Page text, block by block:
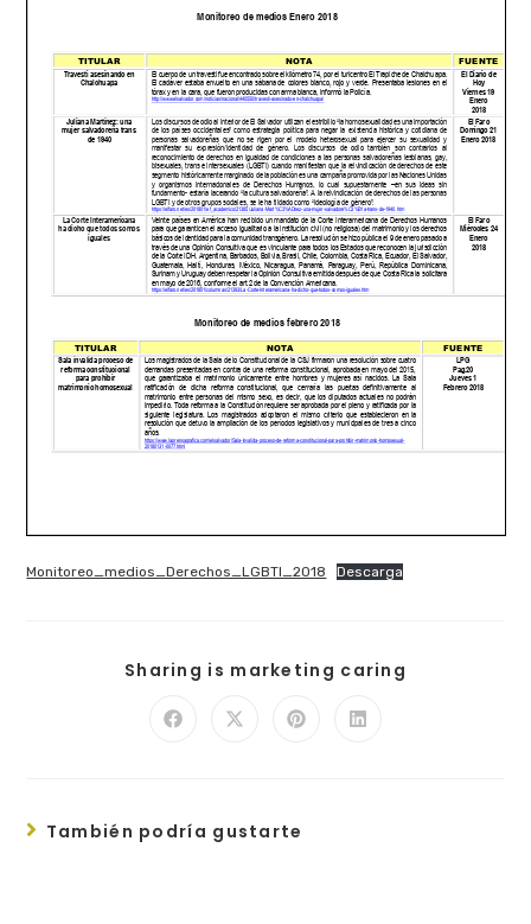
Monitoreo_medios_Derechos_LGBTI_2018 Descarga
Sharing is marketing caring
También podría gustarte